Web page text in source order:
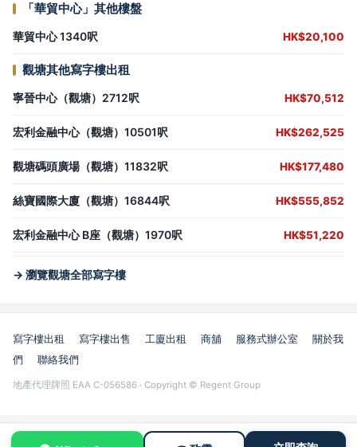
「華貿中心」其他樓盤
華貿中心 1340呎 HK$20,100
觀塘其他寫字樓出租
寧晉中心（觀塘）2712呎 HK$70,512
宏利金融中心（觀塘）10501呎 HK$262,525
觀塘碼頭廣場（觀塘）11832呎 HK$177,480
絲寶國際大廈（觀塘）16844呎 HK$555,852
宏利金融中心 B座（觀塘）1970呎 HK$51,220
→ 瀏覽觀塘全部寫字樓
寫字樓出租 寫字樓出售 工廈出租 商舖 服務式辦公室
關於我
們
聯絡我們
地產代理牌照 EAA C-056586 · Copyright © Regent Group